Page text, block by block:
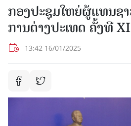
ກອງປະຊຸມໃຫຍ່ຜູ້ແທນຊ
ການຕ່າງປະເທດ ຄັ້ງທີ
13:42 16/01/2025